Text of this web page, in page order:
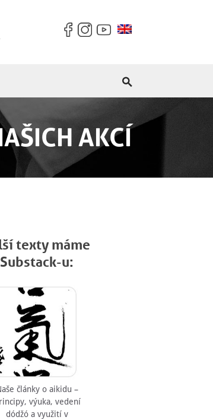
AKCÍ
texty máme
u:
články o aikidu –
výuka, vedení
dódžó a využití v